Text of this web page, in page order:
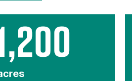
1,200